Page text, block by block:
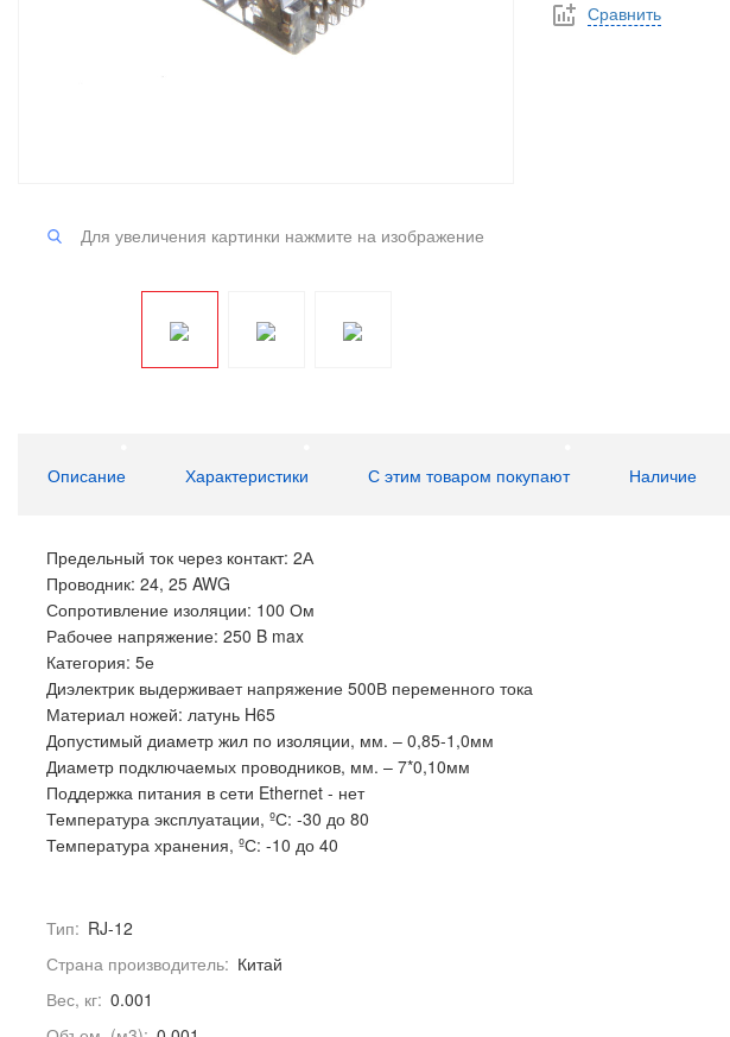
Для увеличения картинки нажмите на изображение
Сравнить
Описание Характеристики С этим товаром покупают Наличие
Предельный ток через контакт: 2А
Проводник: 24, 25 AWG
Сопротивление изоляции: 100 Ом
Рабочее напряжение: 250 B max
Категория: 5е
Диэлектрик выдерживает напряжение 500В переменного тока
Материал ножей: латунь H65
Допустимый диаметр жил по изоляции, мм. – 0,85-1,0мм
Диаметр подключаемых проводников, мм. – 7*0,10мм
Поддержка питания в сети Ethernet - нет
Температура эксплуатации, ºС: -30 до 80
Температура хранения, ºС: -10 до 40
Тип: RJ-12
Страна производитель: Китай
Вес, кг: 0.001